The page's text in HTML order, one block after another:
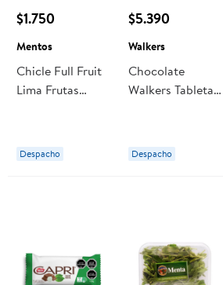
$1.750
Mentos
Chicle Full Fruit
Lima Frutas
Despacho
$5.390
Walkers
Chocolate
Walkers Tabletas
Despacho